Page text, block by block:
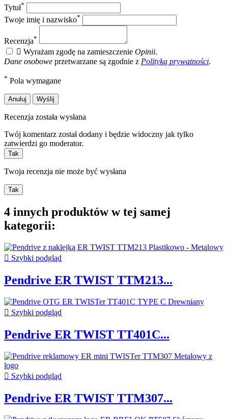
Tytuł*
Twoje imię i nazwisko*
Recenzja*
 Wyrażam zgodę na zamieszczenie Opinii.
Dane osobowe przetwarzane są zgodnie z Polityką prywatności.
* Pola wymagane
Anuluj Wyślij
Recenzja została wysłana
Twój komentarz został dodany i będzie widoczny jak tylko
zatwierdzi go moderator.
Tak
Twoja recenzja nie może być wysłana
Tak
4 innych produktów w tej samej
kategorii:
 Szybki podgląd
Pendrive ER TWIST TTM213...
 Szybki podgląd
Pendrive ER TWIST TT401C...
 Szybki podgląd
Pendrive ER TWIST TTM307...